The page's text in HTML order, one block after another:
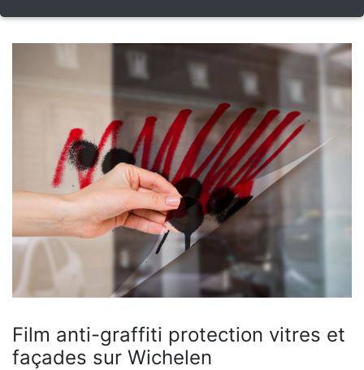
Film anti-graffiti protection vitres et
façades sur Wichelen